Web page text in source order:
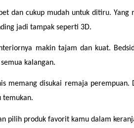
dan cukup mudah untuk ditiru.
jadi tampak seperti 3D.
makin tajam dan kuat.
kalangan.
memang disukai remaja
temukan.
pilih produk favorit kamu dalam